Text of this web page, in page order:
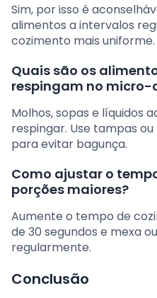
Sim, por isso é
alimentos a intervalos
cozimento mais uniforme.
Quais são os
respingam no micro-
Molhos, sopas e líquidos
respingar. Use tampas
para evitar bagunça.
Como ajustar o
porções maiores?
Aumente o tempo de
de 30 segundos e mexa
regularmente.
Conclusão